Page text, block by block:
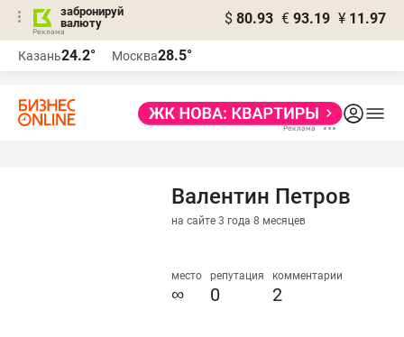
забронируй
валюту
$ 80.93 € 93.19 ¥ 11.97
Казань24.2° Москва28.5°
Валентин Петров
на сайте 3 года 8 месяцев
место
∞
репутация
0
комментарии
2